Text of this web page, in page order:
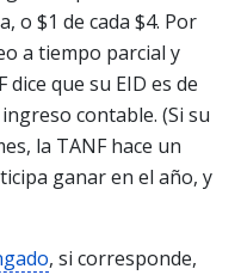
o $1 de cada $4. Por
a tiempo parcial y
dice que su EID es de
contable. (Si su
la TANF hace un
ganar en el año, y
, si corresponde,